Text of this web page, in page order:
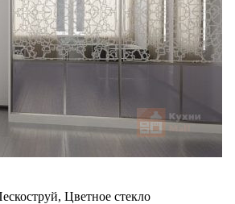
Цветное стекло